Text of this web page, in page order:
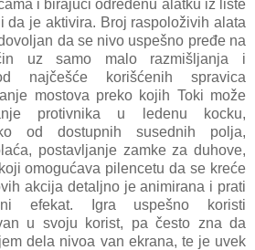
i birajući određenu alatku iz liste
da je aktivira. Broj raspoloživih alata
da se nivo uspešno pređe na
uz samo malo razmišljanja i
najčešće korišćenih spravica
mostova preko kojih Toki može
protivnika u ledenu kocku,
od dostupnih susednih polja,
postavljanje zamke za duhove,
omogućava pilencetu da se kreće
akcija detaljno je animirana i prati
efekat. Igra uspešno koristi
u svoju korist, pa često zna da
dela nivoa van ekrana, te je uvek